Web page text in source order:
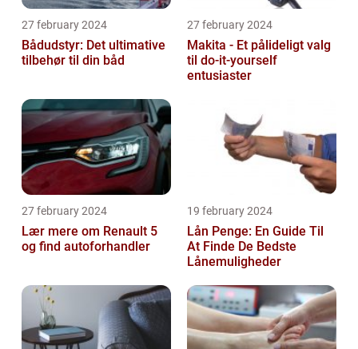
27 february 2024
Bådudstyr: Det ultimative
tilbehør til din båd
27 february 2024
Makita - Et pålideligt valg
til do-it-yourself
entusiaster
27 february 2024
Lær mere om Renault 5
og find autoforhandler
19 february 2024
Lån Penge: En Guide Til
At Finde De Bedste
Lånemuligheder